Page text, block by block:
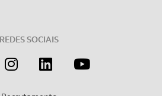
do site.
REDES SOCIAIS